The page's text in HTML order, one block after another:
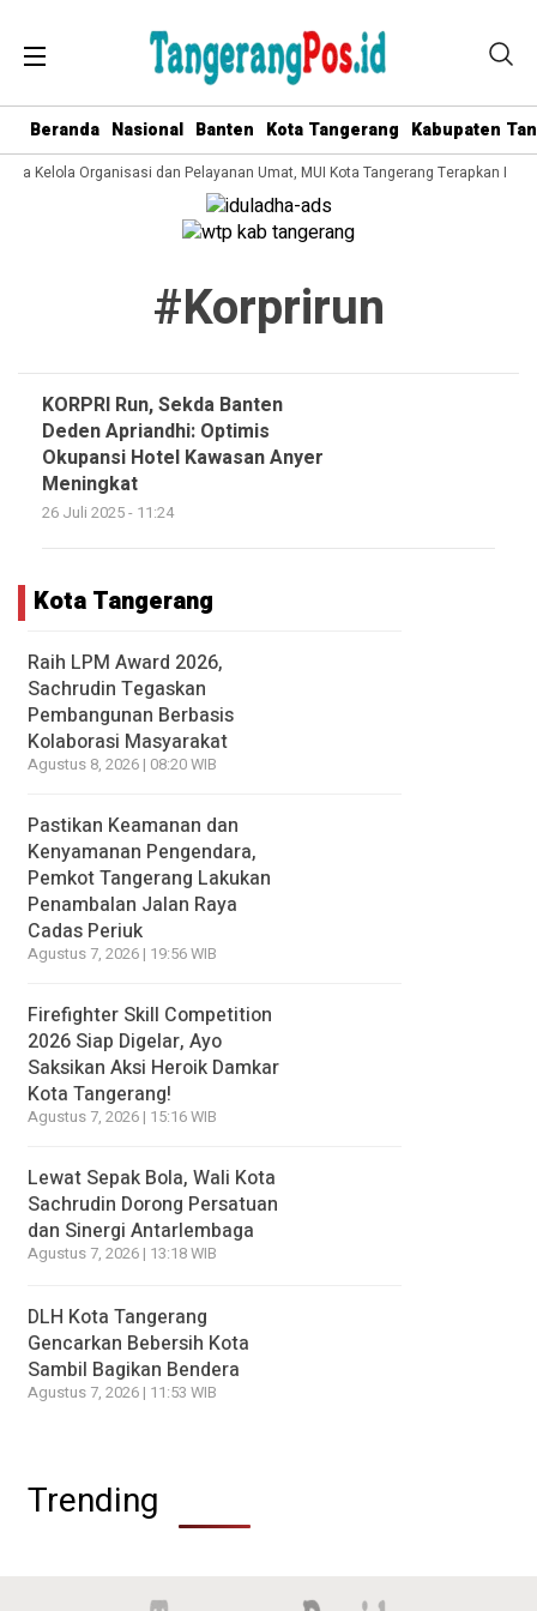
Beranda Nasional Banten Kota Tangerang Kabupaten
Kelola Organisasi dan Pelayanan Umat, MUI Kota Tangerang Terapkan ISO
#korprirun
KORPRI Run, Sekda Banten
Deden Apriandhi: Optimis
Okupansi Hotel Kawasan Anyer
Meningkat
26 Juli 2025 - 11:24
Kota Tangerang
Raih LPM Award 2026,
Sachrudin Tegaskan
Pembangunan Berbasis
Kolaborasi Masyarakat
Agustus 8, 2026 | 08:20 WIB
Pastikan Keamanan dan
Kenyamanan Pengendara,
Pemkot Tangerang Lakukan
Penambalan Jalan Raya
Cadas Periuk
Agustus 7, 2026 | 19:56 WIB
Firefighter Skill Competition
2026 Siap Digelar, Ayo
Saksikan Aksi Heroik Damkar
Kota Tangerang!
Agustus 7, 2026 | 15:16 WIB
Lewat Sepak Bola, Wali Kota
Sachrudin Dorong Persatuan
dan Sinergi Antarlembaga
Agustus 7, 2026 | 13:18 WIB
DLH Kota Tangerang
Gencarkan Bebersih Kota
Sambil Bagikan Bendera
Agustus 7, 2026 | 11:53 WIB
Trending